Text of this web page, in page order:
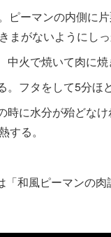
ーマンの内側に
がないようにしっ
火で焼いて肉に焼
フタをして5分ほど
に水分が殆どな
る。
和風ピーマンの